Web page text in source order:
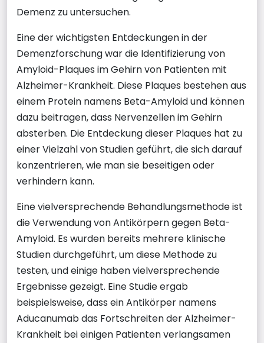
Demenz zu untersuchen.
Eine der wichtigsten Entdeckungen in der
Demenzforschung war die Identifizierung von
Amyloid-Plaques im Gehirn von Patienten mit
Alzheimer-Krankheit. Diese Plaques bestehen aus
einem Protein namens Beta-Amyloid und können
dazu beitragen, dass Nervenzellen im Gehirn
absterben. Die Entdeckung dieser Plaques hat zu
einer Vielzahl von Studien geführt, die sich darauf
konzentrieren, wie man sie beseitigen oder
verhindern kann.
Eine vielversprechende Behandlungsmethode ist
die Verwendung von Antikörpern gegen Beta-
Amyloid. Es wurden bereits mehrere klinische
Studien durchgeführt, um diese Methode zu
testen, und einige haben vielversprechende
Ergebnisse gezeigt. Eine Studie ergab
beispielsweise, dass ein Antikörper namens
Aducanumab das Fortschreiten der Alzheimer-
Krankheit bei einigen Patienten verlangsamen